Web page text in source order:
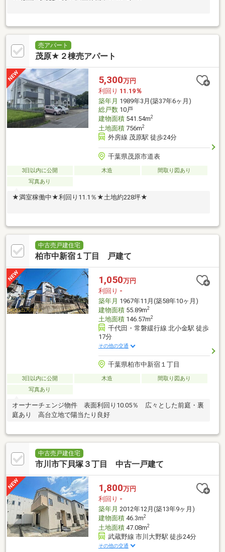
売アパート
茂原★２棟売アパート
5,300万円
利回り 11.19％
築年月 1989年3月(築37年6ヶ月)
総戸数10戸
建物面積541.54m2
土地面積756m2
外房線 茂原駅 徒歩24分
千葉県茂原市道表
3日以内に公開 木造
間取り図あり
写真あり
★満室稼働中★利回り11.1％★土地約228坪★
中古売戸建住宅
柏市中新宿１丁目 戸建て
1,050万円
利回り -
築年月 1967年11月(築58年10ヶ月)
建物面積55.89m2
土地面積146.57m2
千代田・常磐緩行線 北小金駅 徒歩
17分
その他の交通
千葉県柏市中新宿１丁目
3日以内に公開 木造
間取り図あり
写真あり
オーナーチェンジ物件 表面利回り10.05％ 広々とした前庭・裏
庭あり 高台立地で陽当たり良好
中古売戸建住宅
市川市下貝塚３丁目 中古一戸建て
1,800万円
利回り -
築年月 2012年12月(築13年9ヶ月)
建物面積46.3m2
土地面積47.08m2
武蔵野線 市川大野駅 徒歩24分
その他の交通